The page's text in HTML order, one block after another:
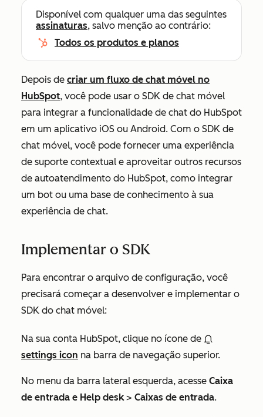
Disponível com qualquer uma das seguintes
assinaturas, salvo menção ao contrário:
Todos os produtos e planos
Depois de criar um fluxo de chat móvel no
HubSpot, você pode usar o SDK de chat móvel
para integrar a funcionalidade de chat do HubSpot
em um aplicativo iOS ou Android. Com o SDK de
chat móvel, você pode fornecer uma experiência
de suporte contextual e aproveitar outros recursos
de autoatendimento do HubSpot, como integrar
um bot ou uma base de conhecimento à sua
experiência de chat.
Implementar o SDK
Para encontrar o arquivo de configuração, você
precisará começar a desenvolver e implementar o
SDK do chat móvel:
Na sua conta HubSpot, clique no ícone de
settings icon na barra de navegação superior.
No menu da barra lateral esquerda, acesse Caixa
de entrada e Help desk> Caixas de entrada.